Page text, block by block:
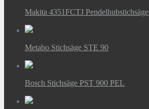
Makita 4351FCTJ Pendelhubstichsäge
Metabo Stichsäge STE 90
Bosch Stichsäge PST 900 PEL